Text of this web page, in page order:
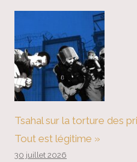
Tsahal sur la torture des
Tout est légitime »
30 juillet 2026